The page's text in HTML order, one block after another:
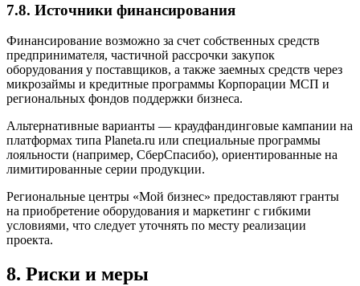
7.8. Источники финансирования
Финансирование возможно за счет собственных средств
предпринимателя, частичной рассрочки закупок
оборудования у поставщиков, а также заемных средств через
микрозаймы и кредитные программы Корпорации МСП и
региональных фондов поддержки бизнеса.
Альтернативные варианты — краудфандинговые кампании на
платформах типа Planeta.ru или специальные программы
лояльности (например, СберСпасибо), ориентированные на
лимитированные серии продукции.
Региональные центры «Мой бизнес» предоставляют гранты
на приобретение оборудования и маркетинг с гибкими
условиями, что следует уточнять по месту реализации
проекта.
8. Риски и меры